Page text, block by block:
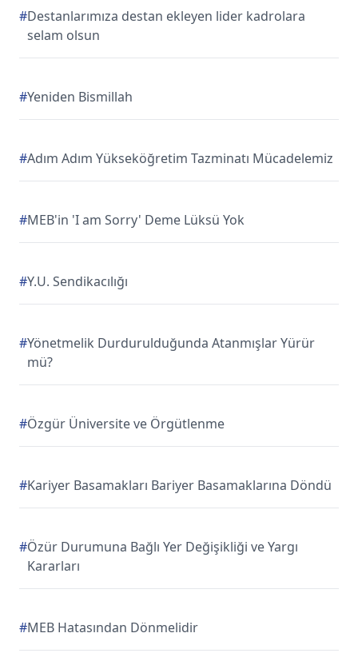
#Destanlarımıza destan ekleyen lider kadrolara
selam olsun
#Yeniden Bismillah
#Adım Adım Yükseköğretim Tazminatı Mücadelemiz
#MEB'in 'I am Sorry' Deme Lüksü Yok
#Y.U. Sendikacılığı
#Yönetmelik Durdurulduğunda Atanmışlar Yürür
mü?
#Özgür Üniversite ve Örgütlenme
#Kariyer Basamakları Bariyer Basamaklarına Döndü
#Özür Durumuna Bağlı Yer Değişikliği ve Yargı
Kararları
#MEB Hatasından Dönmelidir